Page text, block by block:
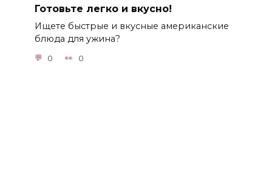
Готовьте легко и вкусно!
Ищете быстрые и вкусные американские
блюда для ужина?
0 0